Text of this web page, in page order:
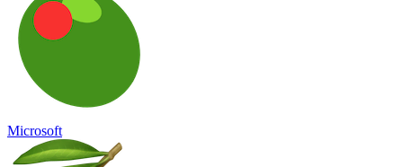
Microsoft